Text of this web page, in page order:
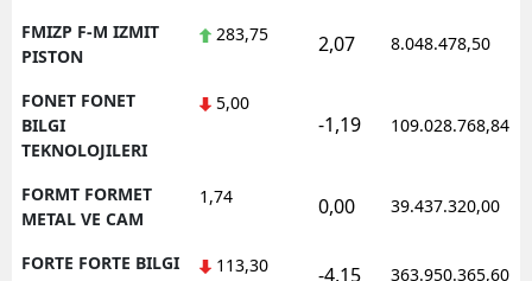
FMIZP F-M IZMIT
PISTON
283,75 2,07 8.048.478,50
FONET FONET
BILGI
TEKNOLOJILERI
5,00
-1,19 109.028.768,84
FORMT FORMET
METAL VE CAM
1,74 0,00 39.437.320,00
FORTE FORTE BILGI
113,30 -4,15 363.950.365,60